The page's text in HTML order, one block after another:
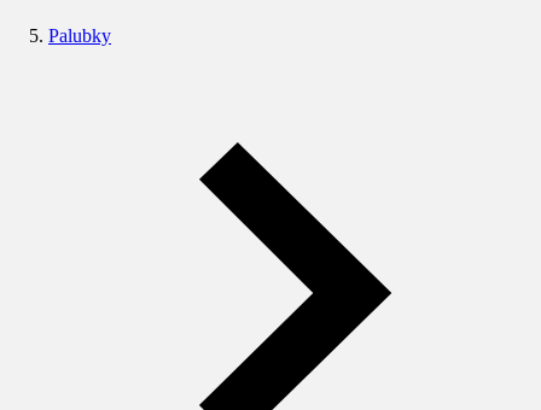
Palubky